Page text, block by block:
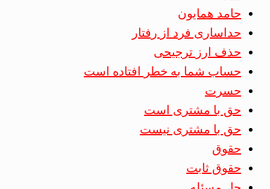
حامد همایون
حداساری فرد از رفتار
حذف ارز ترجیحی
حساب شما به خطر افتاده است
حسرت
حق با مشتری است
حق با مشتری نیست
حقوق
حقوق ثابت